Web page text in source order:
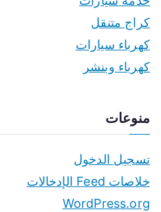
كراج متنقل
كهرباء سيارات
كهرباء وبنشر
منوعات
تسجيل الدخول
خلاصات Feed الإدخالات
WordPress.org